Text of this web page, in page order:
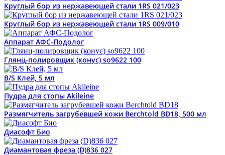
Круглый бор из нержавеющей стали 1RS 021/023
Круглый бор из нержавеющей стали 1RS 009/010
Аппарат АФС-Подолог
Глянц-полировщик (конус) so9622 100
B/S Клей, 5 мл
Пудра для стопы Akileine
Размягчитель загрубевшей кожи Berchtold BD18, 500 мл
Диасофт Био
Диамантовая фреза (D)836 027